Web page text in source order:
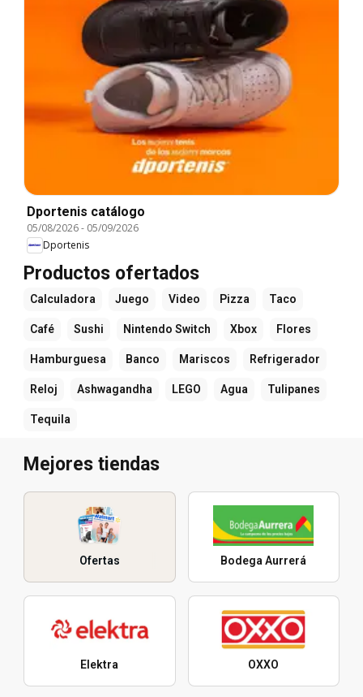
Dportenis catálogo
05/08/2026- 05/09/2026
Dportenis
Productos ofertados
Calculadora Juego Video Pizza Taco
Café Sushi Nintendo Switch Xbox Flores
Hamburguesa Banco Mariscos Refrigerador
Reloj Ashwagandha LEGO Agua Tulipanes
Tequila
Mejores tiendas
Ofertas Bodega Aurrerá
Elektra OXXO